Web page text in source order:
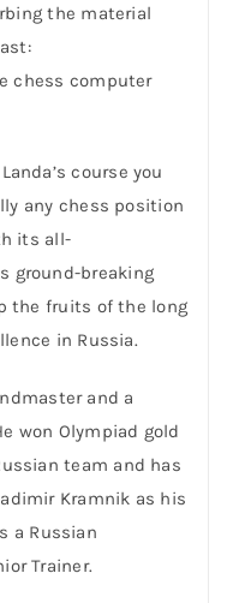
the material
chess computer
course you
any chess position
its all-
ground-breaking
the fruits of the long
in Russia.
and a
won Olympiad gold
team and has
Kramnik as his
a Russian
Trainer.